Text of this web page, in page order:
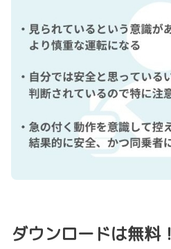
ダウンロードは無料！